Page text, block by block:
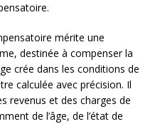
mérite une
destinée à compenser la
crée dans les conditions de
calculée avec précision. Il
revenus et des charges de
de l’âge, de l’état de